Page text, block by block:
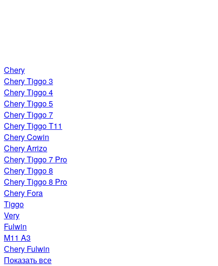
Chery
Chery Tiggo 3
Chery Tiggo 4
Chery Tiggo 5
Chery Tiggo 7
Chery Tiggo T11
Chery Cowin
Chery Arrizo
Chery Tiggo 7 Pro
Chery Tiggo 8
Chery Tiggo 8 Pro
Chery Fora
Tiggo
Very
Fulwin
M11 A3
Сhery Fulwin
Показать все